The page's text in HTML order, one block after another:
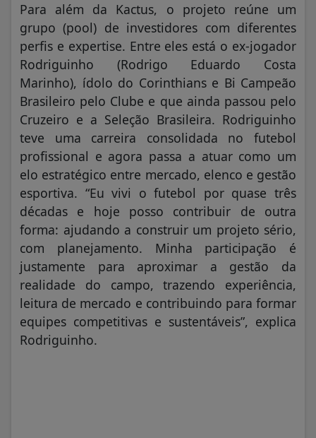
Para além da Kactus, o projeto reúne um
grupo (pool) de investidores com diferentes
perfis e expertise. Entre eles está o ex-jogador
Rodriguinho (Rodrigo Eduardo Costa
Marinho), ídolo do Corinthians e Bi Campeão
Brasileiro pelo Clube e que ainda passou pelo
Cruzeiro e a Seleção Brasileira. Rodriguinho
teve uma carreira consolidada no futebol
profissional e agora passa a atuar como um
elo estratégico entre mercado, elenco e gestão
esportiva. “Eu vivi o futebol por quase três
décadas e hoje posso contribuir de outra
forma: ajudando a construir um projeto sério,
com planejamento. Minha participação é
justamente para aproximar a gestão da
realidade do campo, trazendo experiência,
leitura de mercado e contribuindo para formar
equipes competitivas e sustentáveis”, explica
Rodriguinho.